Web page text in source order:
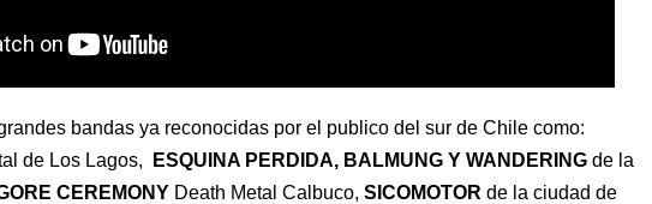
bandas ya reconocidas por el publico del sur de Chile como:
de Los Lagos, ESQUINA PERDIDA, BALMUNG Y WANDERING de la
CEREMONY Death Metal Calbuco, SICOMOTOR de la ciudad de